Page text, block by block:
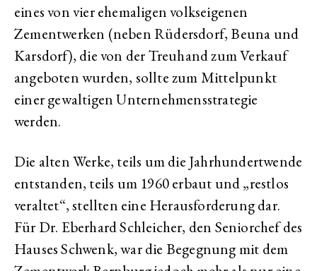
eines von vier ehemaligen volkseigenen
Zementwerken (neben Rüdersdorf, Beuna und
Karsdorf), die von der Treuhand zum Verkauf
angeboten wurden, sollte zum Mittelpunkt
einer gewaltigen Unternehmensstrategie
werden.
Die alten Werke, teils um die Jahrhundertwende
entstanden, teils um 1960 erbaut und „restlos
veraltet“, stellten eine Herausforderung dar.
Für Dr. Eberhard Schleicher, den Seniorchef des
Hauses Schwenk, war die Begegnung mit dem